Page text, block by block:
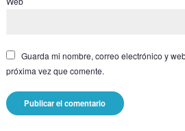
Guarda mi nombre, correo electrónico y
próxima vez que comente.